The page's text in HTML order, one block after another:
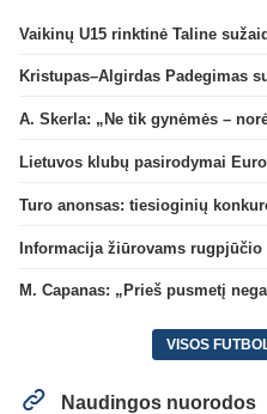
A. Skerla: „Ne tik gynėmės –
Turo anonsas: tiesioginių
Informacija žiūrovams rugpjūčio
VISOS
Naudingos nuorodos